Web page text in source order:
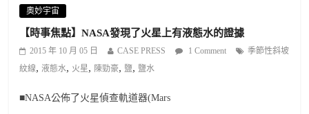
奧妙宇宙
【時事焦點】NASA發現了火星上有液態水的證據
2015 年 10 月 05 日 CASE PRESS 1 Comment
季節性斜坡
紋線,液態水, 火星, 陳勁豪, 鹽, 鹽水
■NASA公佈了火星偵查軌道器(Mars